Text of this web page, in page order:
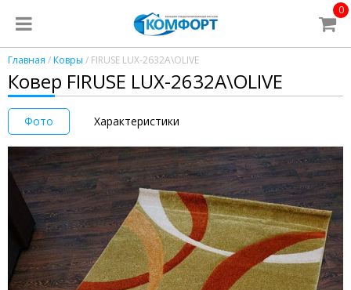
0
Главная /Ковры / FIRUSE LUX-2632A\OLIVE
Ковер FIRUSE LUX-2632A\OLIVE
Фото Характеристики